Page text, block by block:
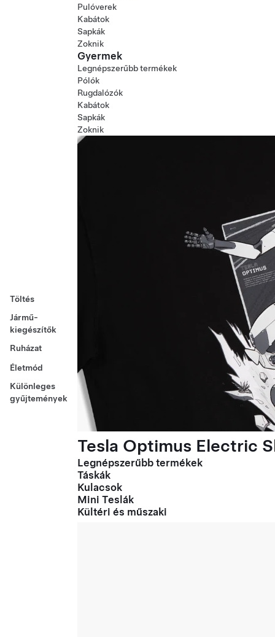
Töltés
Jármű-
kiegészítők
Ruházat
Életmód
Különleges
gyűjtemények
Pulóverek
Kabátok
Sapkák
Zoknik
Gyermek
Legnépszerűbb termékek
Pólók
Rugdalózók
Kabátok
Sapkák
Zoknik
Tesla Optimus Electric
Legnépszerűbb termékek
Táskák
Kulacsok
Mini Teslák
Kültéri és műszaki